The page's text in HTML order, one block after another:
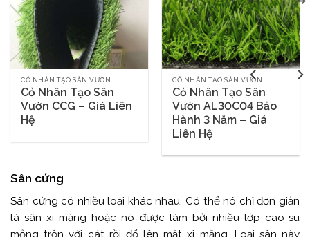
CỎ NHÂN TẠO SÂN VƯỜN
Cỏ Nhân Tạo Sân
Vườn CCG – Giá Liên
Hệ
CỎ NHÂN TẠO SÂN VƯỜN
Cỏ Nhân Tạo Sân
Vườn AL30C04 Bảo
Hành 3 Năm – Giá
Liên Hệ
Sân cứng
Sân cứng có nhiều loại khác nhau. Có thể nó chỉ đơn giản
là sân xi măng hoặc nó được làm bởi nhiều lớp cao-su
mỏng trộn với cát rồi đổ lên mặt xi măng. Loại sân này